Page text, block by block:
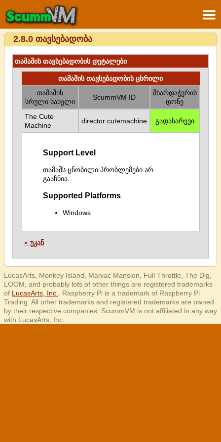
2.8.0 თავსებადობა
თამაშის თავსებადობის დეტალები
თამაშის თავსებადობის ცხრილი
თამაშის
სრული სახელი
ScummVM ID
მხარდაჭერის
დონე
The Cute
Machine
director:cutemachine გადასარევი
Support Level
თამაშს ცნობილი პრობლემები არ
გააჩნია.
Supported Platforms
Windows
« უკან
LucasArts, Monkey Island, Maniac Mansion, Full Throttle, The Dig,
LOOM, and probably lots of other things are registered trademarks
of LucasArts, Inc.
. Raspberry Pi is a trademark of Raspberry Pi
Trading. All other trademarks and registered trademarks are owned
by their respective companies. ScummVM is not affiliated in any way
with LucasArts, Inc.